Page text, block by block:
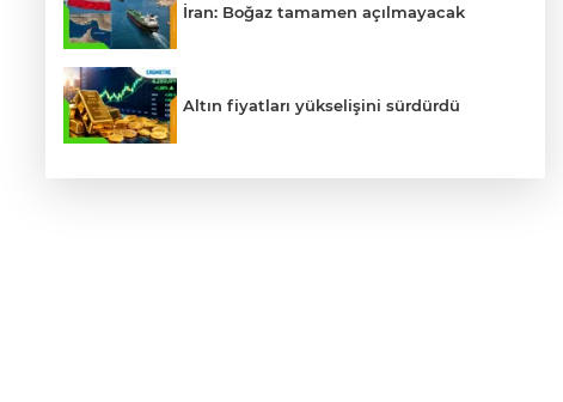
İran: Boğaz tamamen açılmayacak
Altın fiyatları yükselişini sürdürdü